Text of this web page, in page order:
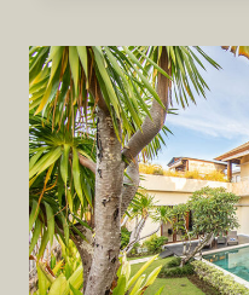
EARTH
IS
EARTH.